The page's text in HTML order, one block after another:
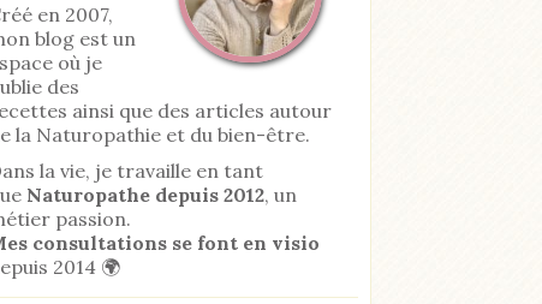
en 2007,
blog est un
où je
des
ainsi que des articles autour
la Naturopathie et du bien-être.
la vie, je travaille en tant
Naturopathe depuis 2012, un
passion.
consultations se font en visio
2014 🌍